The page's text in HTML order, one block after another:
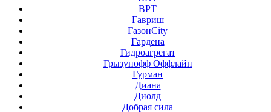
ВРТ
Гавриш
ГазонCity
Гардена
Гидроагрегат
Грызунофф Оффлайн
Гурман
Диана
Диолд
Добрая сила